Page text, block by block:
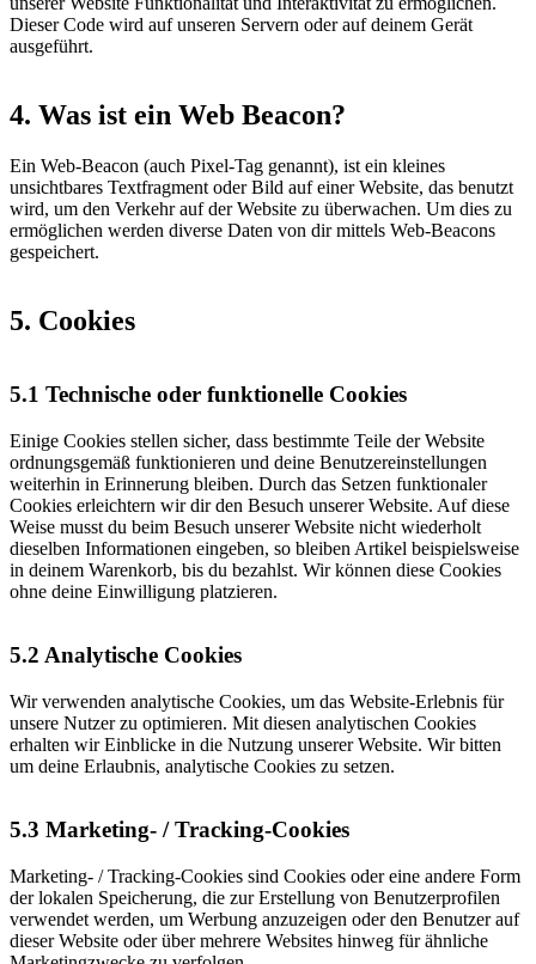
Dieser Code wird auf unseren Servern oder auf deinem Gerät
ausgeführt.
4. Was ist ein Web Beacon?
Ein Web-Beacon (auch Pixel-Tag genannt), ist ein kleines
unsichtbares Textfragment oder Bild auf einer Website, das benutzt
wird, um den Verkehr auf der Website zu überwachen. Um dies zu
ermöglichen werden diverse Daten von dir mittels Web-Beacons
gespeichert.
5. Cookies
5.1 Technische oder funktionelle Cookies
Einige Cookies stellen sicher, dass bestimmte Teile der Website
ordnungsgemäß funktionieren und deine Benutzereinstellungen
weiterhin in Erinnerung bleiben. Durch das Setzen funktionaler
Cookies erleichtern wir dir den Besuch unserer Website. Auf diese
Weise musst du beim Besuch unserer Website nicht wiederholt
dieselben Informationen eingeben, so bleiben Artikel beispielsweise
in deinem Warenkorb, bis du bezahlst. Wir können diese Cookies
ohne deine Einwilligung platzieren.
5.2 Analytische Cookies
Wir verwenden analytische Cookies, um das Website-Erlebnis für
unsere Nutzer zu optimieren. Mit diesen analytischen Cookies
erhalten wir Einblicke in die Nutzung unserer Website. Wir bitten
um deine Erlaubnis, analytische Cookies zu setzen.
5.3 Marketing- / Tracking-Cookies
Marketing- / Tracking-Cookies sind Cookies oder eine andere Form
der lokalen Speicherung, die zur Erstellung von Benutzerprofilen
verwendet werden, um Werbung anzuzeigen oder den Benutzer auf
dieser Website oder über mehrere Websites hinweg für ähnliche